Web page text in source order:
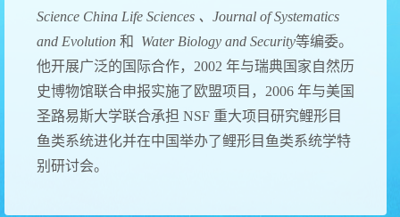
Science China Life Sciences 、Journal of Systematics
and Evolution 和 Water Biology and Security等编委。
他开展广泛的国际合作，2002 年与瑞典国家自然历
史博物馆联合申报实施了欧盟项目，2006 年与美国
圣路易斯大学联合承担 NSF 重大项目研究鲤形目
鱼类系统进化并在中国举办了鲤形目鱼类系统学特
别研讨会。